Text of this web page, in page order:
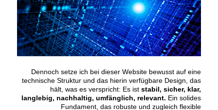
Dennoch setze ich bei dieser Website bewusst auf eine
technische Struktur und das hierin verfügbare Design, das
hält, was es verspricht: Es ist stabil, sicher, klar,
langlebig, nachhaltig, umfänglich, relevant. Ein solides
Fundament, das robuste und zugleich flexible